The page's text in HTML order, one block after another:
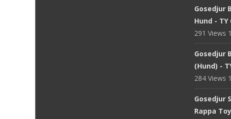
Gosedjur
Hund -
291 Views
Gosedjur
(Hund) -
284 Views
Gosedjur
Rappa